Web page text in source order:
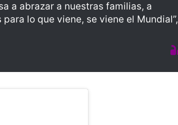
a abrazar a nuestras familias, a
lo que viene, se viene el Mundial”,